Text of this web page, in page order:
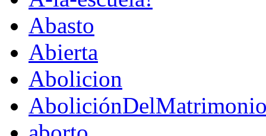
Abasto
Abierta
Abolicion